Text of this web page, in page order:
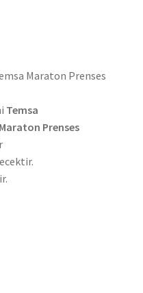
Maraton Prenses
Temsa
Maraton Prenses